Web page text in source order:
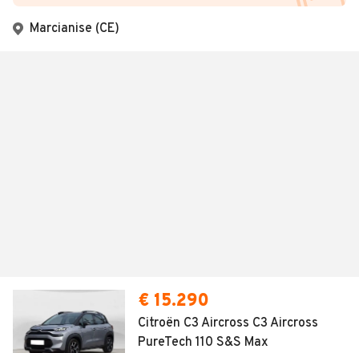
Marcianise (CE)
€ 15.290
Citroën C3 Aircross C3 Aircross
PureTech 110 S&S Max